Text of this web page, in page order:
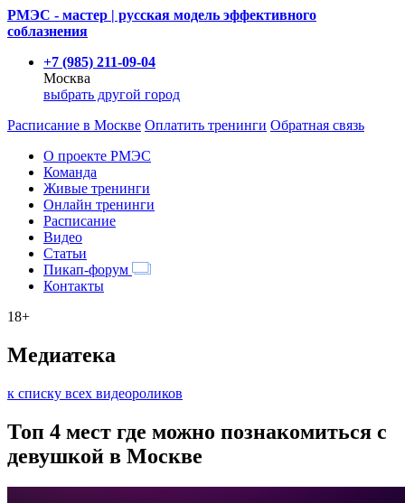
РМЭС - мастер | русская модель эффективного
соблазнения
+7 (985) 211-09-04
Москва
выбрать другой город
Расписание в Москве Оплатить тренинги Обратная связь
О проекте РМЭС
Команда
Живые тренинги
Онлайн тренинги
Расписание
Видео
Статьи
Пикап-форум
Контакты
18+
Медиатека
к списку всех видеороликов
Топ 4 мест где можно познакомиться с
девушкой в Москве